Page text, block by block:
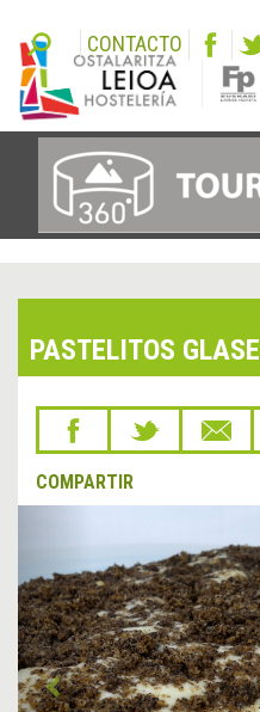
CONTACTO
PASTELITOS
COMPARTIR
Anterior